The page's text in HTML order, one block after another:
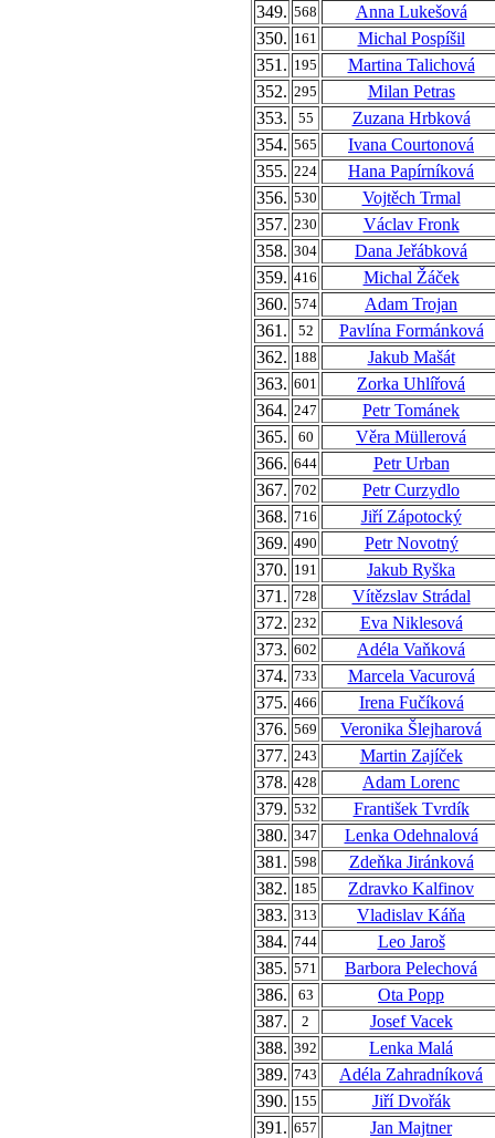
349. 568
Anna Lukešová
350. 161
Michal Pospíšil
351. 195
Martina Talichová
352. 295
Milan Petras
353.
55
Zuzana Hrbková
354. 565
Ivana Courtonová
355. 224
Hana Papírníková
356. 530
Vojtěch Trmal
357. 230
Václav Fronk
358. 304
Dana Jeřábková
359. 416
Michal Žáček
360. 574
Adam Trojan
361.
52
Pavlína Formánková
362. 188
Jakub Mašát
363. 601
Zorka Uhlířová
364. 247
Petr Tománek
365.
60
Věra Müllerová
366. 644
Petr Urban
367. 702
Petr Curzydlo
368. 716
Jiří Zápotocký
369. 490
Petr Novotný
370. 191
Jakub Ryška
371. 728
Vítězslav Strádal
372. 232
Eva Niklesová
373. 602
Adéla Vaňková
374. 733
Marcela Vacurová
375. 466
Irena Fučíková
376. 569
Veronika Šlejharová
377. 243
Martin Zajíček
378. 428
Adam Lorenc
379. 532
František Tvrdík
380. 347
Lenka Odehnalová
381. 598
Zdeňka Jiránková
382. 185
Zdravko Kalfinov
383. 313
Vladislav Káňa
384. 744
Leo Jaroš
385. 571
Barbora Pelechová
386.
63
Ota Popp
387.
2
Josef Vacek
388. 392
Lenka Malá
389. 743
Adéla Zahradníková
390. 155
Jiří Dvořák
391. 657
Jan Majtner